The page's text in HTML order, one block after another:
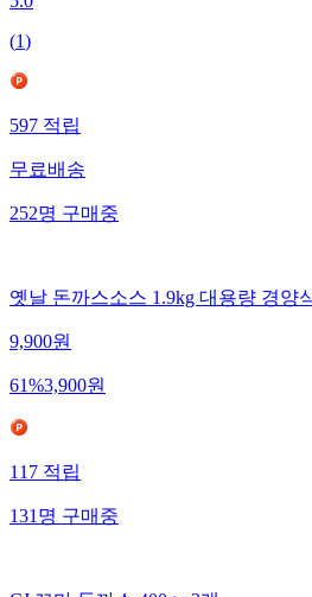
5.0
(1)
597적립
무료배송
252명구매중
옛날 돈까스소스 1.9kg 대용량 경양
9,900원
61%3,900원
117적립
131명구매중